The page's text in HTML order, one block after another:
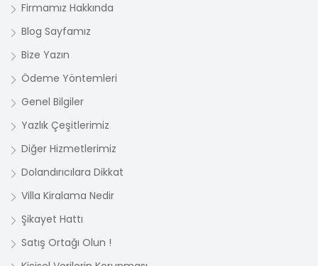
Firmamız Hakkında
Blog Sayfamız
Bize Yazın
Ödeme Yöntemleri
Genel Bilgiler
Yazlık Çeşitlerimiz
Diğer Hizmetlerimiz
Dolandırıcılara Dikkat
Villa Kiralama Nedir
Şikayet Hattı
Satış Ortağı Olun !